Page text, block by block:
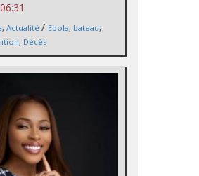
, Actualité / Ebola, bateau,
, Décès